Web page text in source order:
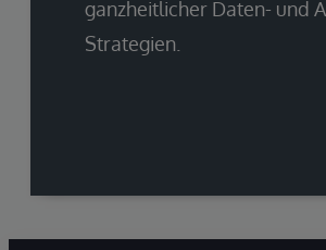
ganzheitlicher Daten- und
Strategien.